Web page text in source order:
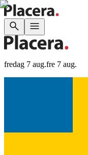
fredag 7 aug.fre 7 aug.